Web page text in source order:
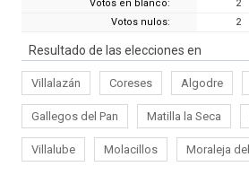
Votos en blanco: 2
Votos nulos: 2
Resultado de las elecciones en
Villalazán Coreses Algodre
Gallegos del Pan Matilla la Seca
Villalube Molacillos Moraleja